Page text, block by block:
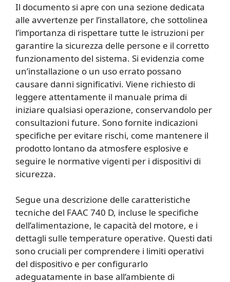
Il documento si apre con una sezione dedicata
alle avvertenze per l’installatore, che sottolinea
l’importanza di rispettare tutte le istruzioni per
garantire la sicurezza delle persone e il corretto
funzionamento del sistema. Si evidenzia come
un’installazione o un uso errato possano
causare danni significativi. Viene richiesto di
leggere attentamente il manuale prima di
iniziare qualsiasi operazione, conservandolo per
consultazioni future. Sono fornite indicazioni
specifiche per evitare rischi, come mantenere il
prodotto lontano da atmosfere esplosive e
seguire le normative vigenti per i dispositivi di
sicurezza.
Segue una descrizione delle caratteristiche
tecniche del FAAC 740 D, incluse le specifiche
dell’alimentazione, le capacità del motore, e i
dettagli sulle temperature operative. Questi dati
sono cruciali per comprendere i limiti operativi
del dispositivo e per configurarlo
adeguatamente in base all’ambiente di